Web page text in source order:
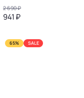
2 690 ₽
941 ₽
65% SALE